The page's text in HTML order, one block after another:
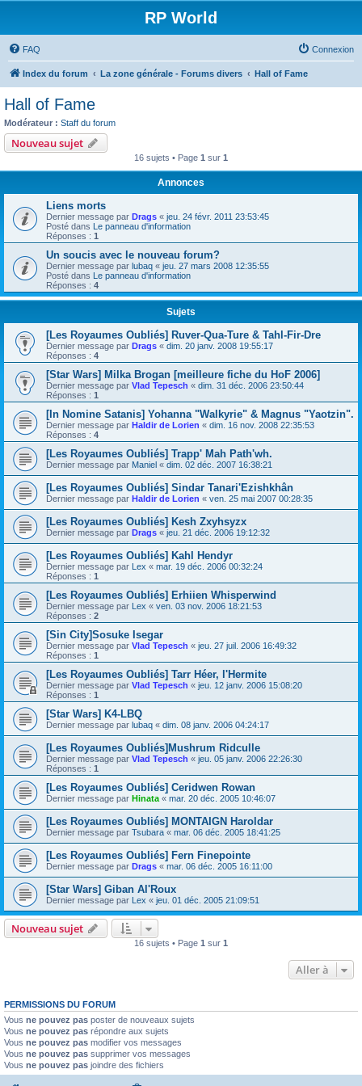
RP World
FAQ Connexion
Index du forum La zone générale - Forums divers Hall of Fame
Hall of Fame
Modérateur : Staff du forum
Nouveau sujet
16 sujets • Page 1 sur 1
Annonces
Liens morts
Dernier message par Drags « jeu. 24 févr. 2011 23:53:45
Posté dans Le panneau d'information
Réponses : 1
Un soucis avec le nouveau forum?
Dernier message par lubaq « jeu. 27 mars 2008 12:35:55
Posté dans Le panneau d'information
Réponses : 4
Sujets
[Les Royaumes Oubliés] Ruver-Qua-Ture & Tahl-Fir-Dre
Dernier message par Drags « dim. 20 janv. 2008 19:55:17
Réponses : 4
[Star Wars] Milka Brogan [meilleure fiche du HoF 2006]
Dernier message par Vlad Tepesch « dim. 31 déc. 2006 23:50:44
Réponses : 1
[In Nomine Satanis] Yohanna "Walkyrie" & Magnus "Yaotzin".
Dernier message par Haldir de Lorien « dim. 16 nov. 2008 22:35:53
Réponses : 4
[Les Royaumes Oubliés] Trapp' Mah Path'wh.
Dernier message par Maniel « dim. 02 déc. 2007 16:38:21
[Les Royaumes Oubliés] Sindar Tanari'Ezishkhân
Dernier message par Haldir de Lorien « ven. 25 mai 2007 00:28:35
[Les Royaumes Oubliés] Kesh Zxyhsyzx
Dernier message par Drags « jeu. 21 déc. 2006 19:12:32
[Les Royaumes Oubliés] Kahl Hendyr
Dernier message par Lex « mar. 19 déc. 2006 00:32:24
Réponses : 1
[Les Royaumes Oubliés] Erhiien Whisperwind
Dernier message par Lex « ven. 03 nov. 2006 18:21:53
Réponses : 2
[Sin City]Sosuke Isegar
Dernier message par Vlad Tepesch « jeu. 27 juil. 2006 16:49:32
Réponses : 1
[Les Royaumes Oubliés] Tarr Héer, l'Hermite
Dernier message par Vlad Tepesch « jeu. 12 janv. 2006 15:08:20
Réponses : 1
[Star Wars] K4-LBQ
Dernier message par lubaq « dim. 08 janv. 2006 04:24:17
[Les Royaumes Oubliés]Mushrum Ridculle
Dernier message par Vlad Tepesch « jeu. 05 janv. 2006 22:26:30
Réponses : 1
[Les Royaumes Oubliés] Ceridwen Rowan
Dernier message par Hinata « mar. 20 déc. 2005 10:46:07
[Les Royaumes Oubliés] MONTAIGN Haroldar
Dernier message par Tsubara « mar. 06 déc. 2005 18:41:25
[Les Royaumes Oubliés] Fern Finepointe
Dernier message par Drags « mar. 06 déc. 2005 16:11:00
[Star Wars] Giban Al'Roux
Dernier message par Lex « jeu. 01 déc. 2005 21:09:51
Nouveau sujet
16 sujets • Page 1 sur 1
Aller à
PERMISSIONS DU FORUM
Vous ne pouvez pas poster de nouveaux sujets
Vous ne pouvez pas répondre aux sujets
Vous ne pouvez pas modifier vos messages
Vous ne pouvez pas supprimer vos messages
Vous ne pouvez pas joindre des fichiers